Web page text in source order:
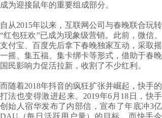
成为迎接鼠年的重要组成部分。
自从2015年以来，互联网公司与春晚联合玩转
“红包狂欢”已成为现象级营销。此前，微信、
支付宝、百度先后拿下春晚独家互动，采取摇
一摇、集五福、集卡绑卡等形式，借助于春晚
国民影响力促活拉新，收割了不少红利。
而随着2018年抖音的疯狂扩张并崛起，快手的
打法也变得激进起来。2019年6月18日，快手
创始人宿华发布了内部信，宣布了年底冲3亿
DAU（每日活跃用户量）的目标。而快手今